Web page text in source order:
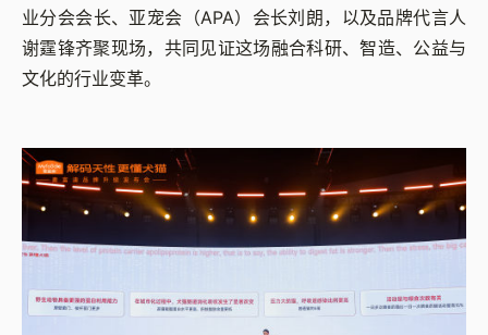
业分会会长、亚宠会（APA）会长刘朗，以及品牌代言人
谢霆锋齐聚现场，共同见证这场融合科研、智造、公益与
文化的行业变革。